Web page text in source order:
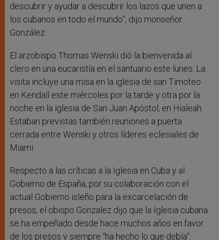
descubrir y ayudar a descubrir los lazos que unen a
los cubanos en todo el mundo”, dijo monseñor
González.
El arzobispo Thomas Wenski dió la bienvenida al
clero en una eucaristía en el santuario este lunes. La
visita incluye una misa en la iglesia de san Timoteo
en Kendall este miércoles por la tarde y otra por la
noche en la iglesia de San Juan Apóstol, en Hialeah.
Estaban previstas también reuniones a puerta
cerrada entre Wenski y otros líderes eclesiales de
Miami.
Respecto a las críticas a la Iglesia en Cuba y al
Gobierno de España, por su colaboración con el
actual Gobierno isleño para la excarcelación de
presos, el obispo Gonzalez dijo que la Iglesia cubana
se ha empeñado desde hace muchos años en favor
de los presos y siempre “ha hecho lo que debía”.